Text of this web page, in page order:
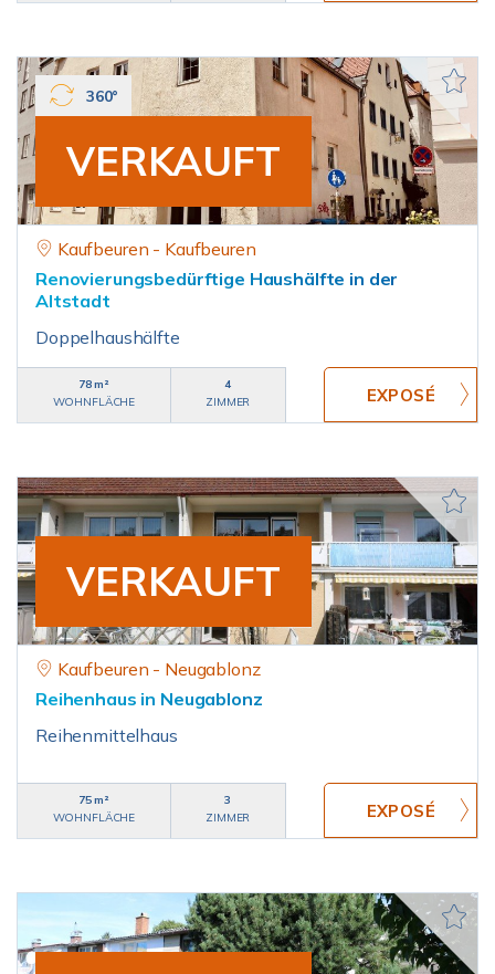
VERKAUFT
360°
Kaufbeuren - Kaufbeuren
Renovierungsbedürftige Haushälfte in der
Altstadt
Doppelhaushälfte
78 m²
WOHNFLÄCHE
4
ZIMMER
VERKAUFT
Kaufbeuren - Neugablonz
Reihenhaus in Neugablonz
Reihenmittelhaus
75 m²
WOHNFLÄCHE
3
ZIMMER